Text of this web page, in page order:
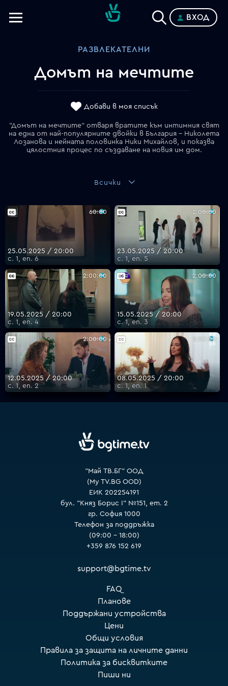
VOYO
ВХОД
РАЗВЛЕКАТЕЛНИ
Домът на мечтите
Добави в моя списък
"Домът на мечтите" отваря вратите към интимния свят
на една от най-популярните двойки в България – Николета
Лозанова и нейната половинка Ники Михайлов, и показва
цялостния процес по създаване на новия им дом.
Всички
60:00
25.05.2025 / 20:00
с. 1, еп. 6
2:00:00
23.05.2025 / 20:00
с. 1, еп. 5
2:00:00
19.05.2025 / 20:00
с. 1, еп. 4
2:00:00
15.05.2025 / 20:00
с. 1, еп. 3
2:00:00
12.05.2025 / 20:00
с. 1, еп. 2
2:00:00
08.05.2025 / 20:00
с. 1, еп. 1
"Май ТВ.БГ" ООД
(My TV.BG OOD)
ЕИК 202254191
бул. "Княз Борис I" №151, ет. 2
гр. София 1000
Телефон за поддръжка
(09:00 – 18:00)
+359 876 152 619
support@bgtime.tv
FAQ
Планове
Поддържани устройства
Цени
Общи условия
Правила за защита на личните данни
Политика за бисквитките
Пиши ни